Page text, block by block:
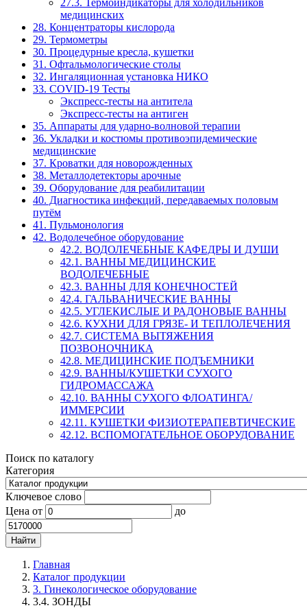
27.3. Термоиндикаторы для холодильников
медицинских
28. Концентраторы кислорода
29. Термометры
30. Процедурные кресла, кушетки
31. Офтальмологические столы
32. Ингаляционная установка НИКО
33. COVID-19 Тесты
Экспресс-тесты на антитела
Экспресс-тесты на антиген
35. Аппараты для ударно-волновой терапии
36. Укладки и костюмы противоэпидемические
медицинские
37. Кроватки для новорожденных
38. Металлодетекторы арочные
39. Оборудование для реабилитации
40. Диагностика инфекций, передаваемых половым
путём
41. Пульмонология
42. Водолечебное оборудование
42.2. ВОДОЛЕЧЕБНЫЕ КАФЕДРЫ И ДУШИ
42.1. ВАННЫ МЕДИЦИНСКИЕ
ВОДОЛЕЧЕБНЫЕ
42.3. ВАННЫ ДЛЯ КОНЕЧНОСТЕЙ
42.4. ГАЛЬВАНИЧЕСКИЕ ВАННЫ
42.5. УГЛЕКИСЛЫЕ И РАДОНОВЫЕ ВАННЫ
42.6. КУХНИ ДЛЯ ГРЯЗЕ- И ТЕПЛОЛЕЧЕНИЯ
42.7. СИСТЕМА ВЫТЯЖЕНИЯ
ПОЗВОНОЧНИКА
42.8. МЕДИЦИНСКИЕ ПОДЪЕМНИКИ
42.9. ВАННЫ/КУШЕТКИ СУХОГО
ГИДРОМАССАЖА
42.10. ВАННЫ СУХОГО ФЛОАТИНГА/
ИММЕРСИИ
42.11. КУШЕТКИ ФИЗИОТЕРАПЕВТИЧЕСКИЕ
42.12. ВСПОМОГАТЕЛЬНОЕ ОБОРУДОВАНИЕ
Поиск по каталогу
Категория
Ключевое слово
Цена от до
Главная
Каталог продукции
3. Гинекологическое оборудование
3.4. ЗОНДЫ